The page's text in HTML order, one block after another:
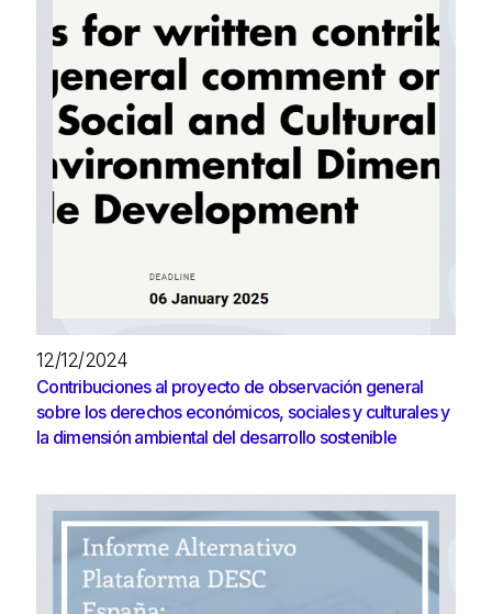
12/12/2024
Contribuciones al proyecto de observación general
sobre los derechos económicos, sociales y culturales y
la dimensión ambiental del desarrollo sostenible